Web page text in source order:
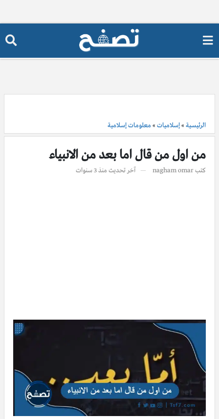
الرئيسية »إسلاميات » معلومات إسلامية
من اول من قال اما بعد من الانبياء
كتبnagham omar آخر تحديث منذ 3 سنوات